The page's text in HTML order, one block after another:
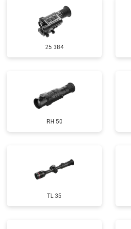
25 384
RH 50
TL 35